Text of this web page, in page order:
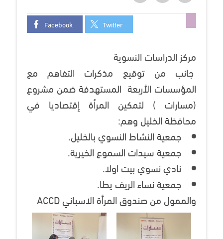
Facebook Twitter
مركز الدراسات النسوية
جانب من توقيع مذكرات التفاهم مع
المؤسسات الأربعة المستهدفة ضمن مشروع
(مسارات ) لتمكين المرأة إقتصاديا في
محافظة الخليل وهم:
جمعية النشاط النسوي بالخليل.
جمعية سيدات السموع الخيرية.
نادي نسوي بيت اولا.
جمعية نساء الريف يطا.
والممول من صندوق المرأة الاسباني ACCD